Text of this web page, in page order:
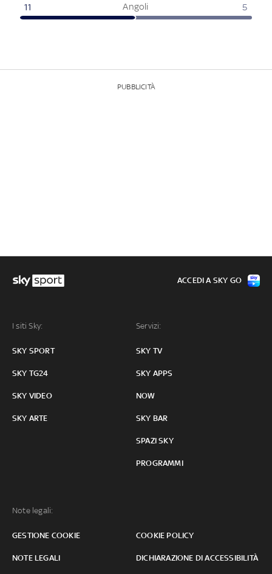
Angoli
11 5
PUBBLICITÀ
I siti Sky:
SKY SPORT
SKY TG24
SKY VIDEO
SKY ARTE
Servizi:
SKY TV
SKY APPS
NOW
SKY BAR
SPAZI SKY
PROGRAMMI
Note legali:
GESTIONE COOKIE COOKIE POLICY
NOTE LEGALI DICHIARAZIONE DI ACCESSIBILITÀ
ACCEDI A SKY GO